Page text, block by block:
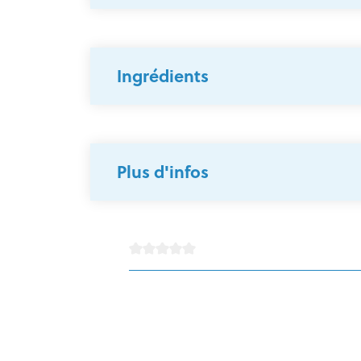
Ingrédients
Plus d'infos